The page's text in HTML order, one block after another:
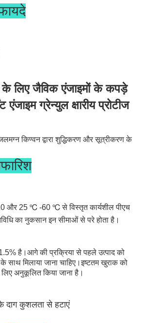
के लिए जैविक एंजाइमों के कपड़े
एंजाइम ग्रेन्युल क्षारीय प्रोटीज
किण्वन द्वारा शुद्धिकरण और सूत्रीकरण के
पेप्टाइड्स और अंत में अमीनो एसिड में
छोटे आणविक उत्पाद तरल चरण में घुलनशील
धब्बे दूर हो जाते हैं।
और 25 ℃ -60 ℃ से विस्तृत कार्यशील पीएच
का नुकसान इन सीमाओं से परे होता है।
है।आगे की प्रक्रिया से पहले उत्पाद को
के साथ मिलाया जाना चाहिए।इष्टतम खुराक को
अनुकूलित किया जाना है।
दाग कुशलता से हटाएं